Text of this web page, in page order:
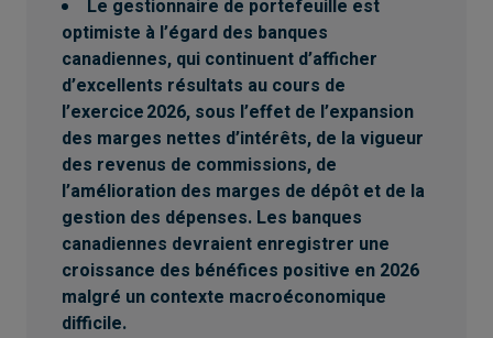
Le gestionnaire de portefeuille est
optimiste à l’égard des banques
canadiennes, qui continuent d’afficher
d’excellents résultats au cours de
l’exercice 2026, sous l’effet de l’expansion
des marges nettes d’intérêts, de la vigueur
des revenus de commissions, de
l’amélioration des marges de dépôt et de la
gestion des dépenses. Les banques
canadiennes devraient enregistrer une
croissance des bénéfices positive en 2026
malgré un contexte macroéconomique
difficile.